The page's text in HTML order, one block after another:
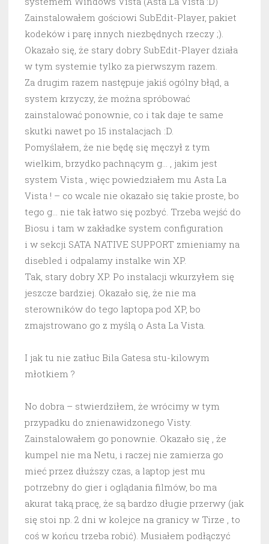
Zainstalowałem gościowi SubEdit-Player, pakiet
kodeków i parę innych niezbędnych rzeczy ;).
Okazało się, że stary dobry SubEdit-Player działa
w tym systemie tylko za pierwszym razem.
Za drugim razem następuje jakiś ogólny błąd, a
system krzyczy, że można spróbować
zainstalować ponownie, co i tak daje te same
skutki nawet po 15 instalacjach :D.
Pomyślałem, że nie będę się męczył z tym
wielkim, brzydko pachnącym g… , jakim jest
system Vista , więc powiedziałem mu Asta La
Vista ! – co wcale nie okazało się takie proste, bo
tego g… nie tak łatwo się pozbyć. Trzeba wejść do
Biosu i tam w zakładke system configuration
i w sekcji SATA NATIVE SUPPORT zmieniamy na
disebled i odpalamy instalke win XP.
Tak, stary dobry XP. Po instalacji wkurzyłem się
jeszcze bardziej. Okazało się, że nie ma
sterowników do tego laptopa pod XP, bo
zmajstrowano go z myślą o Asta La Vista.
I jak tu nie zatłuc Bila Gatesa stu-kilowym
młotkiem ?
No dobra – stwierdziłem, że wrócimy w tym
przypadku do znienawidzonego Visty.
Zainstalowałem go ponownie. Okazało się , że
kumpel nie ma Netu, i raczej nie zamierza go
mieć przez dłuższy czas, a laptop jest mu
potrzebny do gier i oglądania filmów, bo ma
akurat taką pracę, że są bardzo długie przerwy (jak
się stoi np. 2 dni w kolejce na granicy w Tirze , to
coś w końcu trzeba robić). Musiałem podłączyć